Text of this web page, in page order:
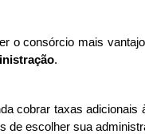
o consórcio mais
.
cobrar taxas
de escolher sua